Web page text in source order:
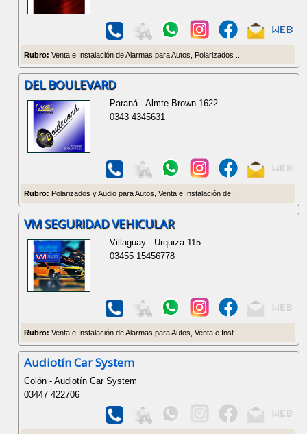
Rubro: Venta e Instalación de Alarmas para Autos, Polarizados ...
DEL BOULEVARD
Paraná - Almte Brown 1622
0343 4345631
Rubro: Polarizados y Audio para Autos, Venta e Instalación de ...
VM SEGURIDAD VEHICULAR
Villaguay - Urquiza 115
03455 15456778
Rubro: Venta e Instalación de Alarmas para Autos, Venta e Inst...
Audiotín Car System
Colón - Audiotín Car System
03447 422706